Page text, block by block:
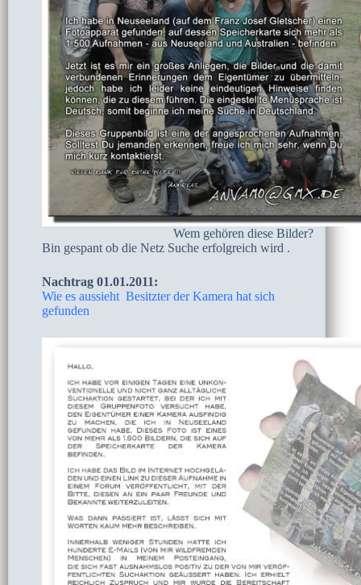
Wem gehören diese Bilder?
Bin gespant ob die Netz Suche erfolgreich wird .
Nachtrag 01.01.2011:
Wie es aussieht Besitzter der Kamera hat sich
gefunden